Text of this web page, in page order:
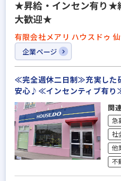
★昇給・インセン有り★
大歓迎★
有限会社メアリ ハウスドゥ
企業ページ
≪完全週休二日制≫充実した
安心♪≪インセンティブ有
関
急
社
他
不